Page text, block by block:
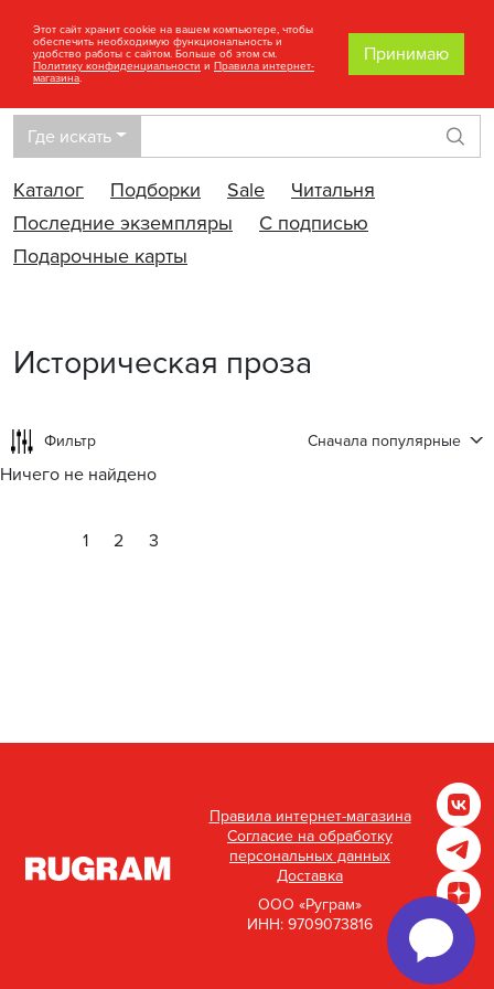
Где искать
Каталог
Подборки Sale
Читальня
Последние экземпляры
С подписью
Подарочные карты
Историческая проза
Фильтр Сначала популярные
Ничего не найдено
1 2 3
Правила интернет-магазина
Согласие на обработку
персональных данных
Доставка
ООО «Руграм»
ИНН: 9709073816
Этот сайт хранит cookie на вашем компьютере, чтобы
обеспечить необходимую функциональность и
удобство работы с сайтом. Больше об этом см.
Политику конфиденциальности и Правила интернет-
магазина.
Принимаю